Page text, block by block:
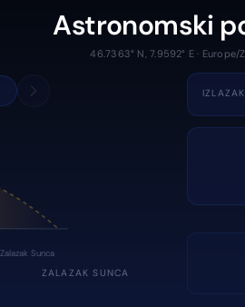
Astronomski
46.7363° N, 7.9592° E · Europe/
Zalazak Sunca
ZALAZAK SUNCA